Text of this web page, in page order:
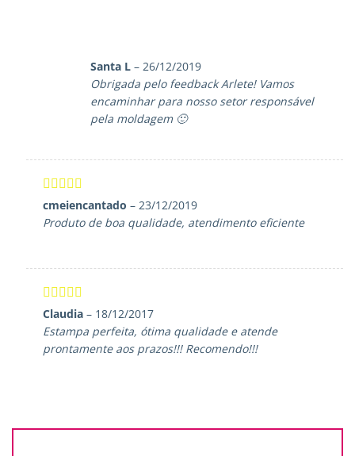
Santa L– 26/12/2019
Obrigada pelo feedback Arlete! Vamos
encaminhar para nosso setor responsável
pela moldagem 🙂
Avaliação5
cmeiencantado– 23/12/2019
Produto de boa qualidade, atendimento eficiente
Avaliação5
Claudia– 18/12/2017
Estampa perfeita, ótima qualidade e atende
prontamente aos prazos!!! Recomendo!!!